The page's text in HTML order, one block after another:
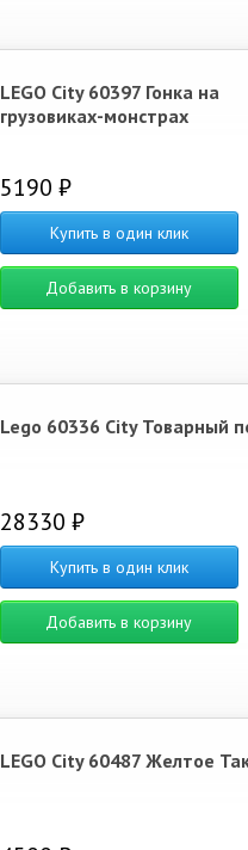
LEGO City 60397 Гонка на
грузовиках-монстрах
5190 ₽
Купить в один клик
Добавить в корзину
Lego 60336 City Товарный
28330 ₽
Купить в один клик
Добавить в корзину
LEGO City 60487 Желтое